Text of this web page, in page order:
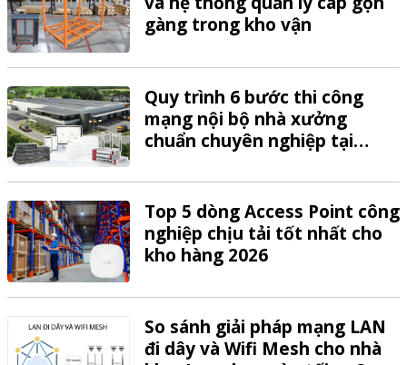
gàng trong kho vận
Quy trình 6 bước thi công
mạng nội bộ nhà xưởng
chuẩn chuyên nghiệp tại
Top 5 dòng Access Point công
nghiệp chịu tải tốt nhất cho
kho hàng 2026
So sánh giải pháp mạng LAN
đi dây và Wifi Mesh cho nhà